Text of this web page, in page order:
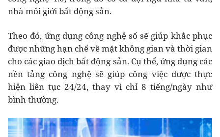
nhà môi giới bất động sản.
Theo đó, ứng dụng công nghệ số sẽ giúp khắc phục
được những hạn chế về mặt không gian và thời gian
cho các giao dịch bất động sản. Cụ thể, ứng dụng các
nền tảng công nghệ sẽ giúp công việc được thực
hiện liên tục 24/24, thay vì chỉ 8 tiếng/ngày như
bình thường.